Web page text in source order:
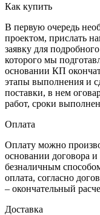
Как купить
В первую очередь
проектом, прислать
заявку для
которого мы
основании КП
этапы выполнения и
поставки, в нем
работ, сроки
Оплата
Оплату можно
основании договора
безналичным
оплата, согласно
– окончательный
Доставка